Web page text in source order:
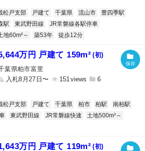
松戸支部 戸建て 千葉県 流山市
豊四季駅
駅 東武野田線
JR常磐線各駅停車
地60m²～ 築53年 徒歩12分
万円 戸建て 159m² (初)
葉県柏市富里
入札8月27日〜
151 6
松戸支部 戸建て 千葉県 柏市 柏駅
南柏駅
東武野田線 JR常磐線快速
土地500m²～
万円 戸建て 119m² (初)